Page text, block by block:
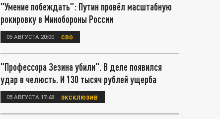
"Умение побеждать": Путин провёл масштабную
рокировку в Минобороны России
05 АВГУСТА 20:00 СВО
"Профессора Зезина убили". В деле появился
удар в челюсть. И 130 тысяч рублей ущерба
05 АВГУСТА 17:48 ЭКСКЛЮЗИВ